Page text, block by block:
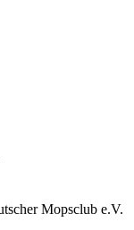
Mopsclub e.V.